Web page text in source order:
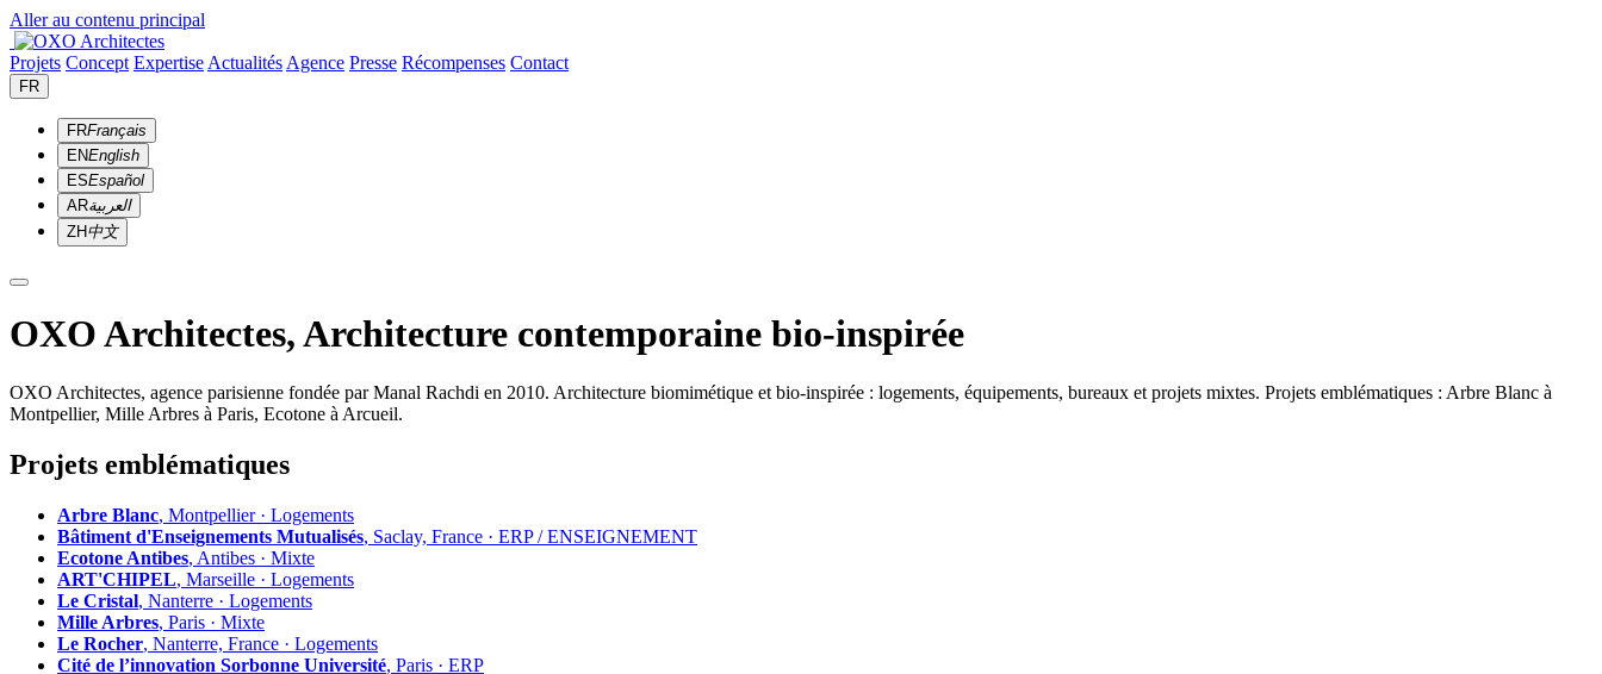
Aller au contenu principal
Projets Concept Expertise Actualités Agence Presse Récompenses Contact
FR
FRFrançais
ENEnglish
ESEspañol
ARالعربية
ZH中文
OXO Architectes, Architecture contemporaine bio-inspirée
OXO Architectes, agence parisienne fondée par Manal Rachdi en 2010. Architecture biomimétique et bio-inspirée : logements, équipements, bureaux et projets mixtes. Projets emblématiques : Arbre Blanc à
Montpellier, Mille Arbres à Paris, Ecotone à Arcueil.
Projets emblématiques
Arbre Blanc, Montpellier · Logements
Bâtiment d'Enseignements Mutualisés, Saclay, France · ERP / ENSEIGNEMENT
Ecotone Antibes, Antibes · Mixte
ART'CHIPEL, Marseille · Logements
Le Cristal, Nanterre · Logements
Mille Arbres, Paris · Mixte
Le Rocher, Nanterre, France · Logements
Cité de l’innovation Sorbonne Université, Paris · ERP